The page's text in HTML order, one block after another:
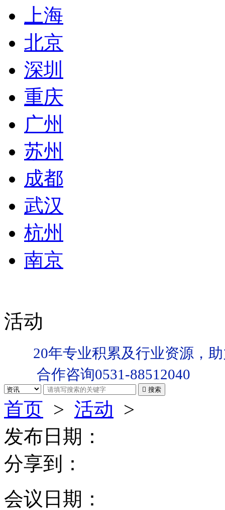
上海
北京
深圳
重庆
广州
苏州
成都
武汉
杭州
南京
活动
20年专业积累及行业资源，
合作咨询0531-88512040
 搜索
首页 > 活动 >
发布日期：
分享到：
会议日期：